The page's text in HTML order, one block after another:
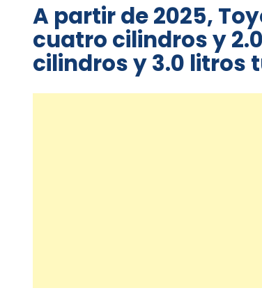
A partir de 2025,
cuatro cilindros y
cilindros y 3.0 litros